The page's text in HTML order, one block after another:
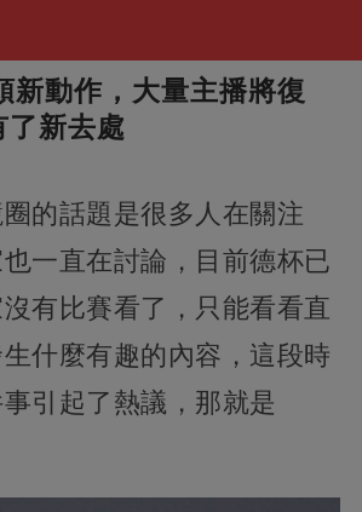
新動作，大量主播將復
新去處
的話題是很多人在關注
一直在討論，目前德杯已
有比賽看了，只能看看直
什麼有趣的內容，這段時
引起了熱議，那就是